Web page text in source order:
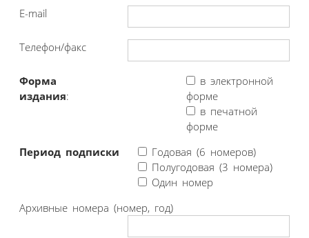
E-mail
Телефон/факс
Форма
издания:
в электронной
форме
в печатной
форме
Период подписки
Годовая (6 номеров)
Полугодовая (3 номера)
Один номер
Архивные номера (номер, год)